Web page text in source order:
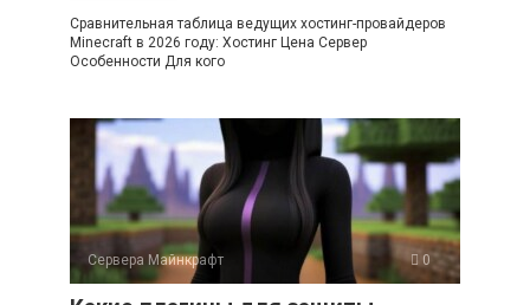
Сравнительная таблица ведущих хостинг-провайдеров
Minecraft в 2026 году: Хостинг Цена Сервер
Особенности Для кого
Сервера Майнкрафт 0